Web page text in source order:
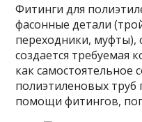
Фитинги для
фасонные детали
переходники,
создается требуемая
как самостоятельное
полиэтиленовых
помощи фитингов,